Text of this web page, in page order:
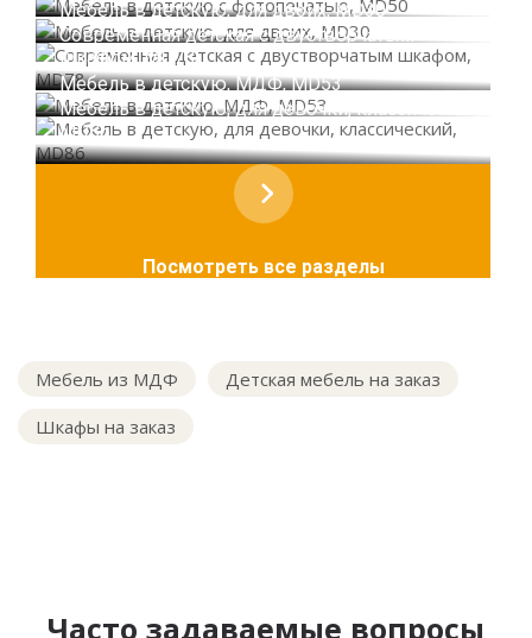
Мебель в детскую, для двоих, MD30
Современная детская с двустворчатым
шкафом, MD78
Мебель в детскую, МДФ, MD53
Мебель в детскую, для девочки, классический,
MD86
Посмотреть все разделы
Мебель из МДФ
Детская мебель на заказ
Шкафы на заказ
Часто задаваемые вопросы